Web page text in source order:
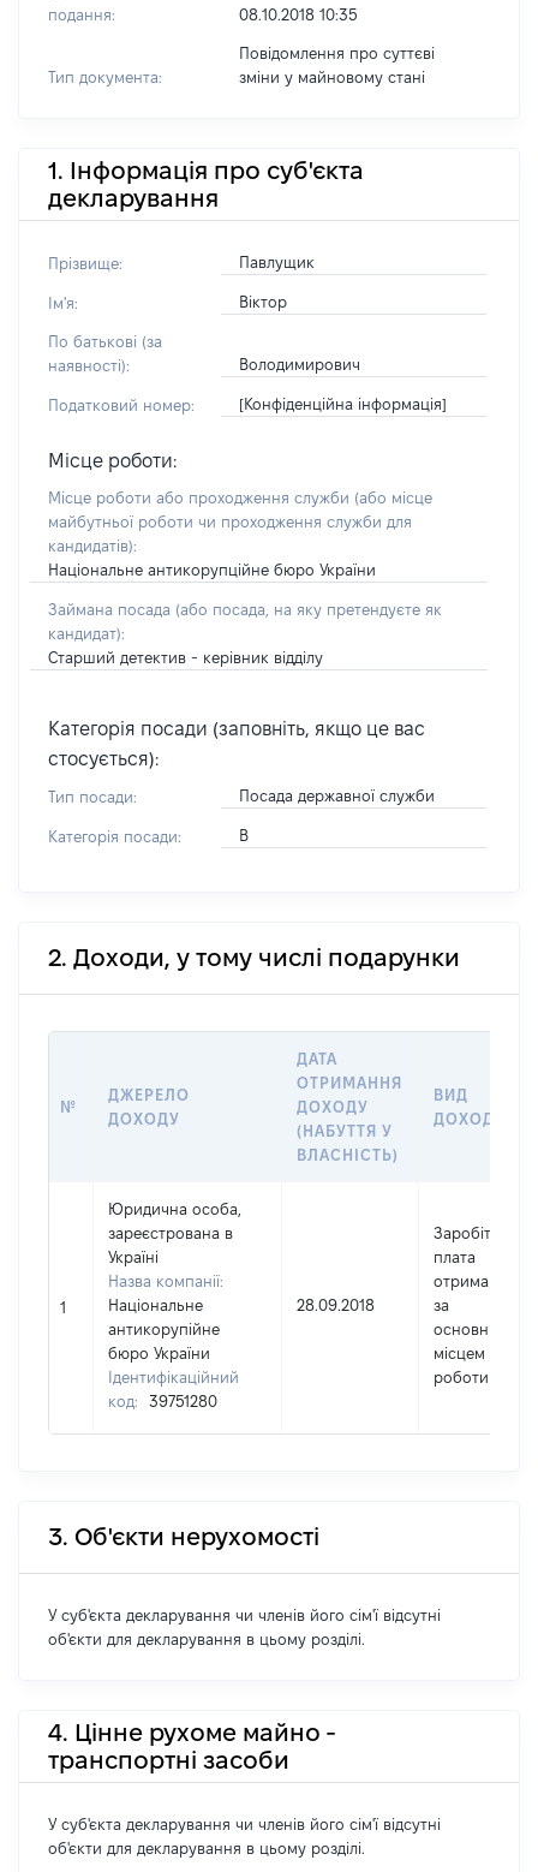
подання:
08.10.2018 10:35
Тип документа:
Повідомлення про суттєві
зміни y майновому стані
1. Інформація про суб'єкта
декларування
Прізвище: Павлущик
Ім'я: Віктор
По батькові (за
наявності):
Володимирович
Податковий номер: [Конфіденційна інформація]
Місце роботи:
Місце роботи або проходження служби (або місце
майбутньої роботи чи проходження служби для
кандидатів):
Національне антикорупційне бюро України
Займана посада (або посада, на яку претендуєте як
кандидат):
Старший детектив - керівник відділу
Категорія посади (заповніть, якщо це вас
стосується):
Тип посади: Посада державної служби
Категорія посади: В
2. Доходи, у тому числі подарунки
№
ДЖЕРЕЛО
ДОХОДУ
ДАТА
ОТРИМАННЯ
ДОХОДУ
(НАБУТТЯ У
ВЛАСНІСТЬ)
ВИД
ДОХОДУ
1
Юридична особа,
зареєстрована в
Україні
Назва компанії:
Національне
антикорупійне
бюро України
Ідентифікаційний
код:
39751280
28.09.2018
Заробітна
плата
отримана
за
основним
місцем
роботи
3. Об'єкти нерухомості
У суб'єкта декларування чи членів його сім'ї відсутні
об'єкти для декларування в цьому розділі.
4. Цінне рухоме майно -
транспортні засоби
У суб'єкта декларування чи членів його сім'ї відсутні
об'єкти для декларування в цьому розділі.